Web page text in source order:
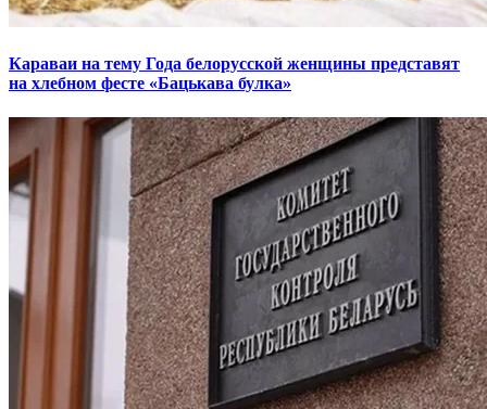
Караваи на тему Года белорусской женщины представят
на хлебном фесте «Бацькава булка»